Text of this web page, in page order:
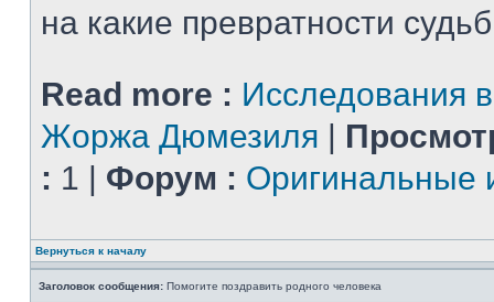
на какие превратности
Read more : Исследования
Жоржа Дюмезиля |
: 1 | Форум : Оригинальные
Вернуться к началу
Заголовок сообщения: Помогите поздравить родного человека